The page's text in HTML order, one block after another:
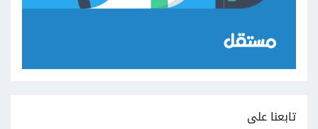
تابعنا على